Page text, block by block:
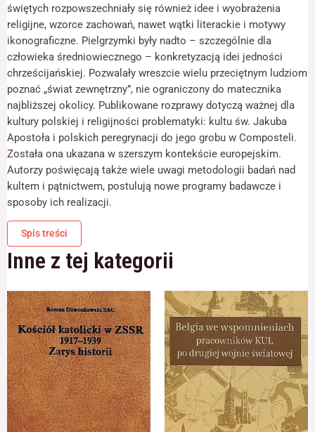
świętych rozpowszechniały się również idee i wyobrażenia
religijne, wzorce zachowań, nawet wątki literackie i motywy
ikonograficzne. Pielgrzymki były nadto – szczególnie dla
człowieka średniowiecznego – konkretyzacją idei jedności
chrześcijańskiej. Pozwalały wreszcie wielu przeciętnym ludziom
poznać „świat zewnętrzny”, nie ograniczony do matecznika
najbliższej okolicy. Publikowane rozprawy dotyczą ważnej dla
kultury polskiej i religijności problematyki: kultu św. Jakuba
Apostoła i polskich peregrynacji do jego grobu w Composteli.
Została ona ukazana w szerszym kontekście europejskim.
Autorzy poświęcają także wiele uwagi metodologii badań nad
kultem i pątnictwem, postulują nowe programy badawcze i
sposoby ich realizacji.
Spis treści
Inne z tej kategorii
zainteresowania i
zachowania
podczas
odwiedzania naszej
strony, zwiększasz
szansę na
zobaczenie
spersonalizowanych
treści i ofert.